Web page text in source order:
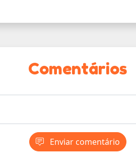
Comentários
Enviar comentário